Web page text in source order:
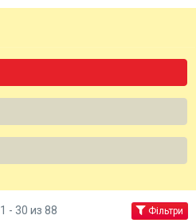
1 - 30 из 88 Фільтри